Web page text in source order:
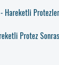
Hareketli
Protez